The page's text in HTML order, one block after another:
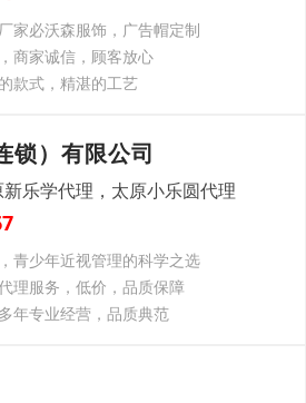
家必沃森服饰，广告帽定制
商家诚信，顾客放心
款式，精湛的工艺
锁）有限公司
乐学代理，太原小乐圆代理
青少年近视管理的科学之选
理服务，低价，品质保障
年专业经营，品质典范